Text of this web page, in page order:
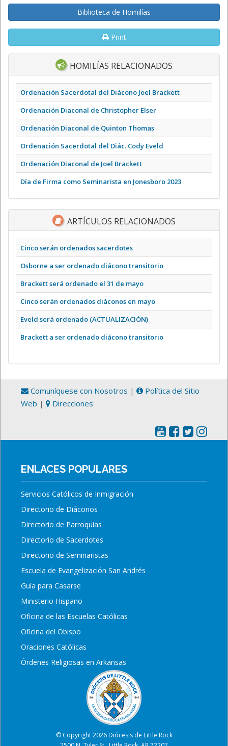
Biblioteca de Homilías
Print
HOMILÍAS RELACIONADOS
Ordenación Sacerdotal del Diácono Joel Brackett
Ordenación Diaconal de Christopher Elser
Ordenación Diaconal de Quinton Thomas
Ordenación Sacerdotal del Diác. Cody Eveld
Ordenación Diaconal de Joel Brackett
Día de Firma como Seminarista en Jonesboro 2023
ARTÍCULOS RELACIONADOS
Cinco serán ordenados sacerdotes
Osborne a ser ordenado diácono transitorio
Brackett será ordenado el 31 de mayo
Cinco serán ordenados diáconos en mayo
Eveld será ordenado (ACTUALIZACIÓN)
Brackett a ser ordenado diácono transitorio
Comuníquese con Nosotros |
Política del Sitio
Web | Direcciones
ENLACES POPULARES
Servicios Católicos de Inmigración
Directorio de Diáconos
Directorio de Parroquias
Directorio de Sacerdotes
Directorio de Seminaristas
Escuela de Evangelización San Andrés
Guía para Casarse
Ministerio Hispano
Oficina de las Escuelas Católicas
Oficina del Obispo
Oraciones Católicas
Órdenes Religiosas en Arkansas
© Copyright 2026 Diócesis de Little Rock